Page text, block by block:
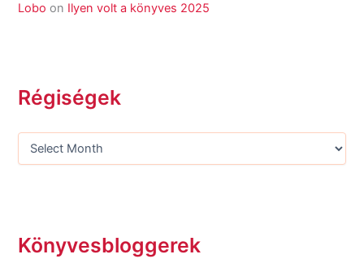
Lobo on Ilyen volt a könyves 2025
Régiségek
Könyvesbloggerek